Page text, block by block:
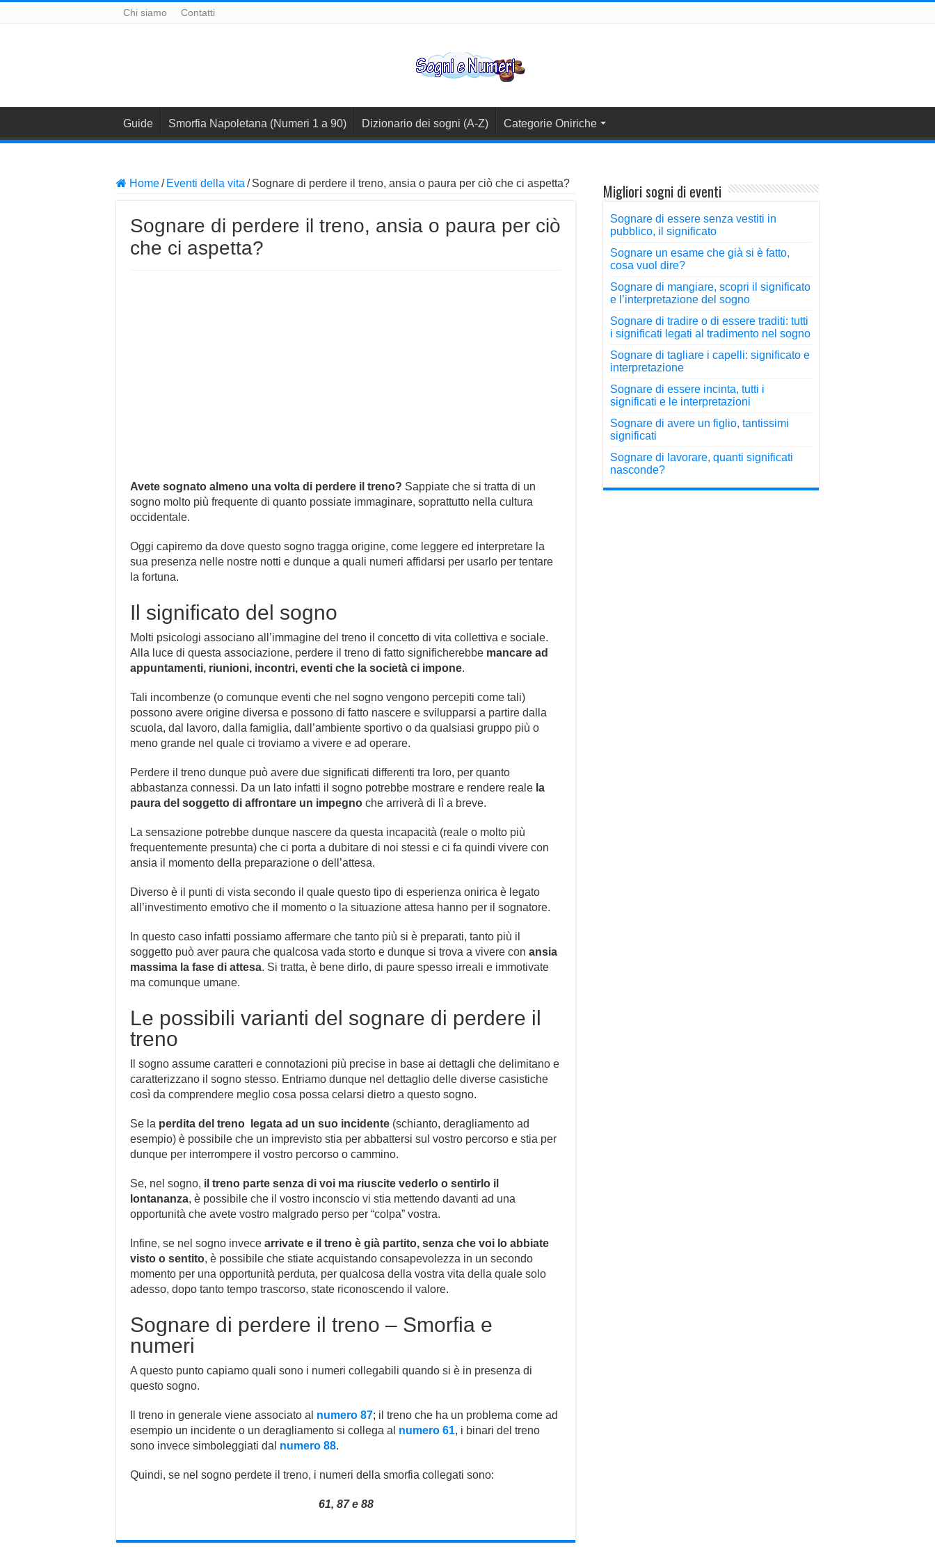
Chi siamo Contatti
Guide Smorfia Napoletana (Numeri 1 a 90) Dizionario dei sogni (A-Z) Categorie Oniriche
Home/ Eventi della vita / Sognare di perdere il treno, ansia o paura per ciò che ci aspetta?
Sognare di perdere il treno, ansia o paura per ciò
che ci aspetta?
Avete sognato almeno una volta di perdere il treno? Sappiate che si tratta di un
sogno molto più frequente di quanto possiate immaginare, soprattutto nella cultura
occidentale.
Oggi capiremo da dove questo sogno tragga origine, come leggere ed interpretare la
sua presenza nelle nostre notti e dunque a quali numeri affidarsi per usarlo per tentare
la fortuna.
Il significato del sogno
Molti psicologi associano all’immagine del treno il concetto di vita collettiva e sociale.
Alla luce di questa associazione, perdere il treno di fatto significherebbe mancare ad
appuntamenti, riunioni, incontri, eventi che la società ci impone.
Tali incombenze (o comunque eventi che nel sogno vengono percepiti come tali)
possono avere origine diversa e possono di fatto nascere e svilupparsi a partire dalla
scuola, dal lavoro, dalla famiglia, dall’ambiente sportivo o da qualsiasi gruppo più o
meno grande nel quale ci troviamo a vivere e ad operare.
Perdere il treno dunque può avere due significati differenti tra loro, per quanto
abbastanza connessi. Da un lato infatti il sogno potrebbe mostrare e rendere reale la
paura del soggetto di affrontare un impegno che arriverà di lì a breve.
La sensazione potrebbe dunque nascere da questa incapacità (reale o molto più
frequentemente presunta) che ci porta a dubitare di noi stessi e ci fa quindi vivere con
ansia il momento della preparazione o dell’attesa.
Diverso è il punti di vista secondo il quale questo tipo di esperienza onirica è legato
all’investimento emotivo che il momento o la situazione attesa hanno per il sognatore.
In questo caso infatti possiamo affermare che tanto più si è preparati, tanto più il
soggetto può aver paura che qualcosa vada storto e dunque si trova a vivere con ansia
massima la fase di attesa. Si tratta, è bene dirlo, di paure spesso irreali e immotivate
ma comunque umane.
Le possibili varianti del sognare di perdere il
treno
Il sogno assume caratteri e connotazioni più precise in base ai dettagli che delimitano e
caratterizzano il sogno stesso. Entriamo dunque nel dettaglio delle diverse casistiche
così da comprendere meglio cosa possa celarsi dietro a questo sogno.
Se la perdita del treno legata ad un suo incidente (schianto, deragliamento ad
esempio) è possibile che un imprevisto stia per abbattersi sul vostro percorso e stia per
dunque per interrompere il vostro percorso o cammino.
Se, nel sogno, il treno parte senza di voi ma riuscite vederlo o sentirlo il
lontananza, è possibile che il vostro inconscio vi stia mettendo davanti ad una
opportunità che avete vostro malgrado perso per “colpa” vostra.
Infine, se nel sogno invece arrivate e il treno è già partito, senza che voi lo abbiate
visto o sentito, è possibile che stiate acquistando consapevolezza in un secondo
momento per una opportunità perduta, per qualcosa della vostra vita della quale solo
adesso, dopo tanto tempo trascorso, state riconoscendo il valore.
Sognare di perdere il treno – Smorfia e
numeri
A questo punto capiamo quali sono i numeri collegabili quando si è in presenza di
questo sogno.
Il treno in generale viene associato al numero 87; il treno che ha un problema come ad
esempio un incidente o un deragliamento si collega al numero 61, i binari del treno
sono invece simboleggiati dal numero 88.
Quindi, se nel sogno perdete il treno, i numeri della smorfia collegati sono:
61, 87 e 88
Migliori sogni di eventi
Sognare di essere senza vestiti in
pubblico, il significato
Sognare un esame che già si è fatto,
cosa vuol dire?
Sognare di mangiare, scopri il significato
e l’interpretazione del sogno
Sognare di tradire o di essere traditi: tutti
i significati legati al tradimento nel sogno
Sognare di tagliare i capelli: significato e
interpretazione
Sognare di essere incinta, tutti i
significati e le interpretazioni
Sognare di avere un figlio, tantissimi
significati
Sognare di lavorare, quanti significati
nasconde?